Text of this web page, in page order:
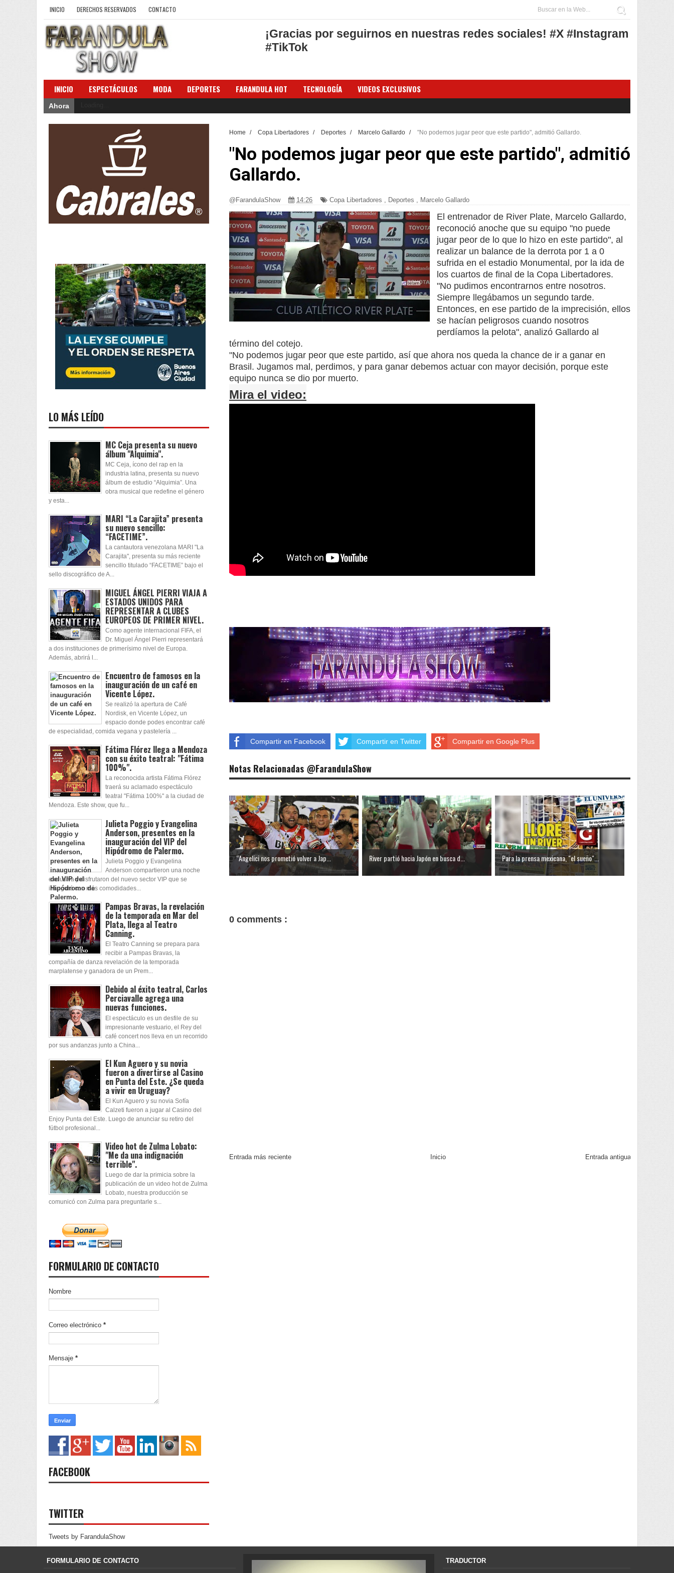
INICIO DERECHOS RESERVADOS CONTACTO
¡Gracias por seguirnos en nuestras redes sociales! #X #Instagram
#TikTok
INICIO ESPECTÁCULOS MODA DEPORTES FARANDULA HOT TECNOLOGÍA VIDEOS EXCLUSIVOS
Ahora
Home / Copa Libertadores / Deportes / Marcelo Gallardo / "No podemos jugar peor que este partido", admitió Gallardo.
"No podemos jugar peor que este partido", admitió
Gallardo.
@FarandulaShow 14:26 Copa Libertadores , Deportes , Marcelo Gallardo
El entrenador de River Plate, Marcelo Gallardo,
reconoció anoche que su equipo "no puede
jugar peor de lo que lo hizo en este partido", al
realizar un balance de la derrota por 1 a 0
sufrida en el estadio Monumental, por la ida de
los cuartos de final de la Copa Libertadores.
"No pudimos encontrarnos entre nosotros.
Siempre llegábamos un segundo tarde.
Entonces, en ese partido de la imprecisión, ellos
se hacían peligrosos cuando nosotros
perdíamos la pelota", analizó Gallardo al
término del cotejo.
"No podemos jugar peor que este partido, así que ahora nos queda la chance de ir a ganar en
Brasil. Jugamos mal, perdimos, y para ganar debemos actuar con mayor decisión, porque este
equipo nunca se dio por muerto.
Mira el video:
Compartir en Facebook Compartir en Twitter Compartir en Google Plus
Notas Relacionadas @FarandulaShow
“Angelici nos prometió volver a Jap... River partió hacia Japón en busca d... Para la prensa mexicana, "el sueño"...
0 comments :
Entrada más reciente Entrada antigua
Inicio
LO MÁS LEÍDO
MC Ceja presenta su nuevo
álbum "Alquimia".
MC Ceja, ícono del rap en la
industria latina, presenta su nuevo
álbum de estudio “Alquimia”. Una
obra musical que redefine el género
y esta...
MARI “La Carajita” presenta
su nuevo sencillo:
“FACETIME”.
La cantautora venezolana MARI "La
Carajita", presenta su más reciente
sencillo titulado “FACETIME” bajo el
sello discográfico de A...
MIGUEL ÁNGEL PIERRI VIAJA A
ESTADOS UNIDOS PARA
REPRESENTAR A CLUBES
EUROPEOS DE PRIMER NIVEL.
Como agente internacional FIFA, el
Dr. Miguel Ángel Pierri representará
a dos instituciones de primerísimo nivel de Europa.
Además, abrirá l...
Encuentro de famosos en la
inauguración de un café en
Vicente López.
Se realizó la apertura de Café
Nordisk, en Vicente López, un
espacio donde podes encontrar café
de especialidad, comida vegana y pastelería ...
Fátima Flórez llega a Mendoza
con su éxito teatral: "Fátima
100%".
La reconocida artista Fátima Flórez
traerá su aclamado espectáculo
teatral "Fátima 100%" a la ciudad de
Mendoza. Este show, que fu...
Julieta Poggio y Evangelina
Anderson, presentes en la
inauguración del VIP del
Hipódromo de Palermo.
Julieta Poggio y Evangelina
Anderson compartieron una noche
exclusiva y disfrutaron del nuevo sector VIP que se
inauguró con más comodidades...
Pampas Bravas, la revelación
de la temporada en Mar del
Plata, llega al Teatro
Canning.
El Teatro Canning se prepara para
recibir a Pampas Bravas, la
compañía de danza revelación de la temporada
marplatense y ganadora de un Prem...
Debido al éxito teatral, Carlos
Perciavalle agrega una
nuevas funciones.
El espectáculo es un desfile de su
impresionante vestuario, el Rey del
café concert nos lleva en un recorrido
por sus andanzas junto a China...
El Kun Aguero y su novia
fueron a divertirse al Casino
en Punta del Este. ¿Se queda
a vivir en Uruguay?
El Kun Aguero y su novia Sofía
Calzeti fueron a jugar al Casino del
Enjoy Punta del Este. Luego de anunciar su retiro del
fútbol profesional...
Video hot de Zulma Lobato:
"Me da una indignación
terrible".
Luego de dar la primicia sobre la
publicación de un video hot de Zulma
Lobato, nuestra producción se
comunicó con Zulma para preguntarle s...
FORMULARIO DE CONTACTO
Nombre
Correo electrónico *
Mensaje *
FACEBOOK
TWITTER
Tweets by FarandulaShow
FORMULARIO DE CONTACTO TRADUCTOR